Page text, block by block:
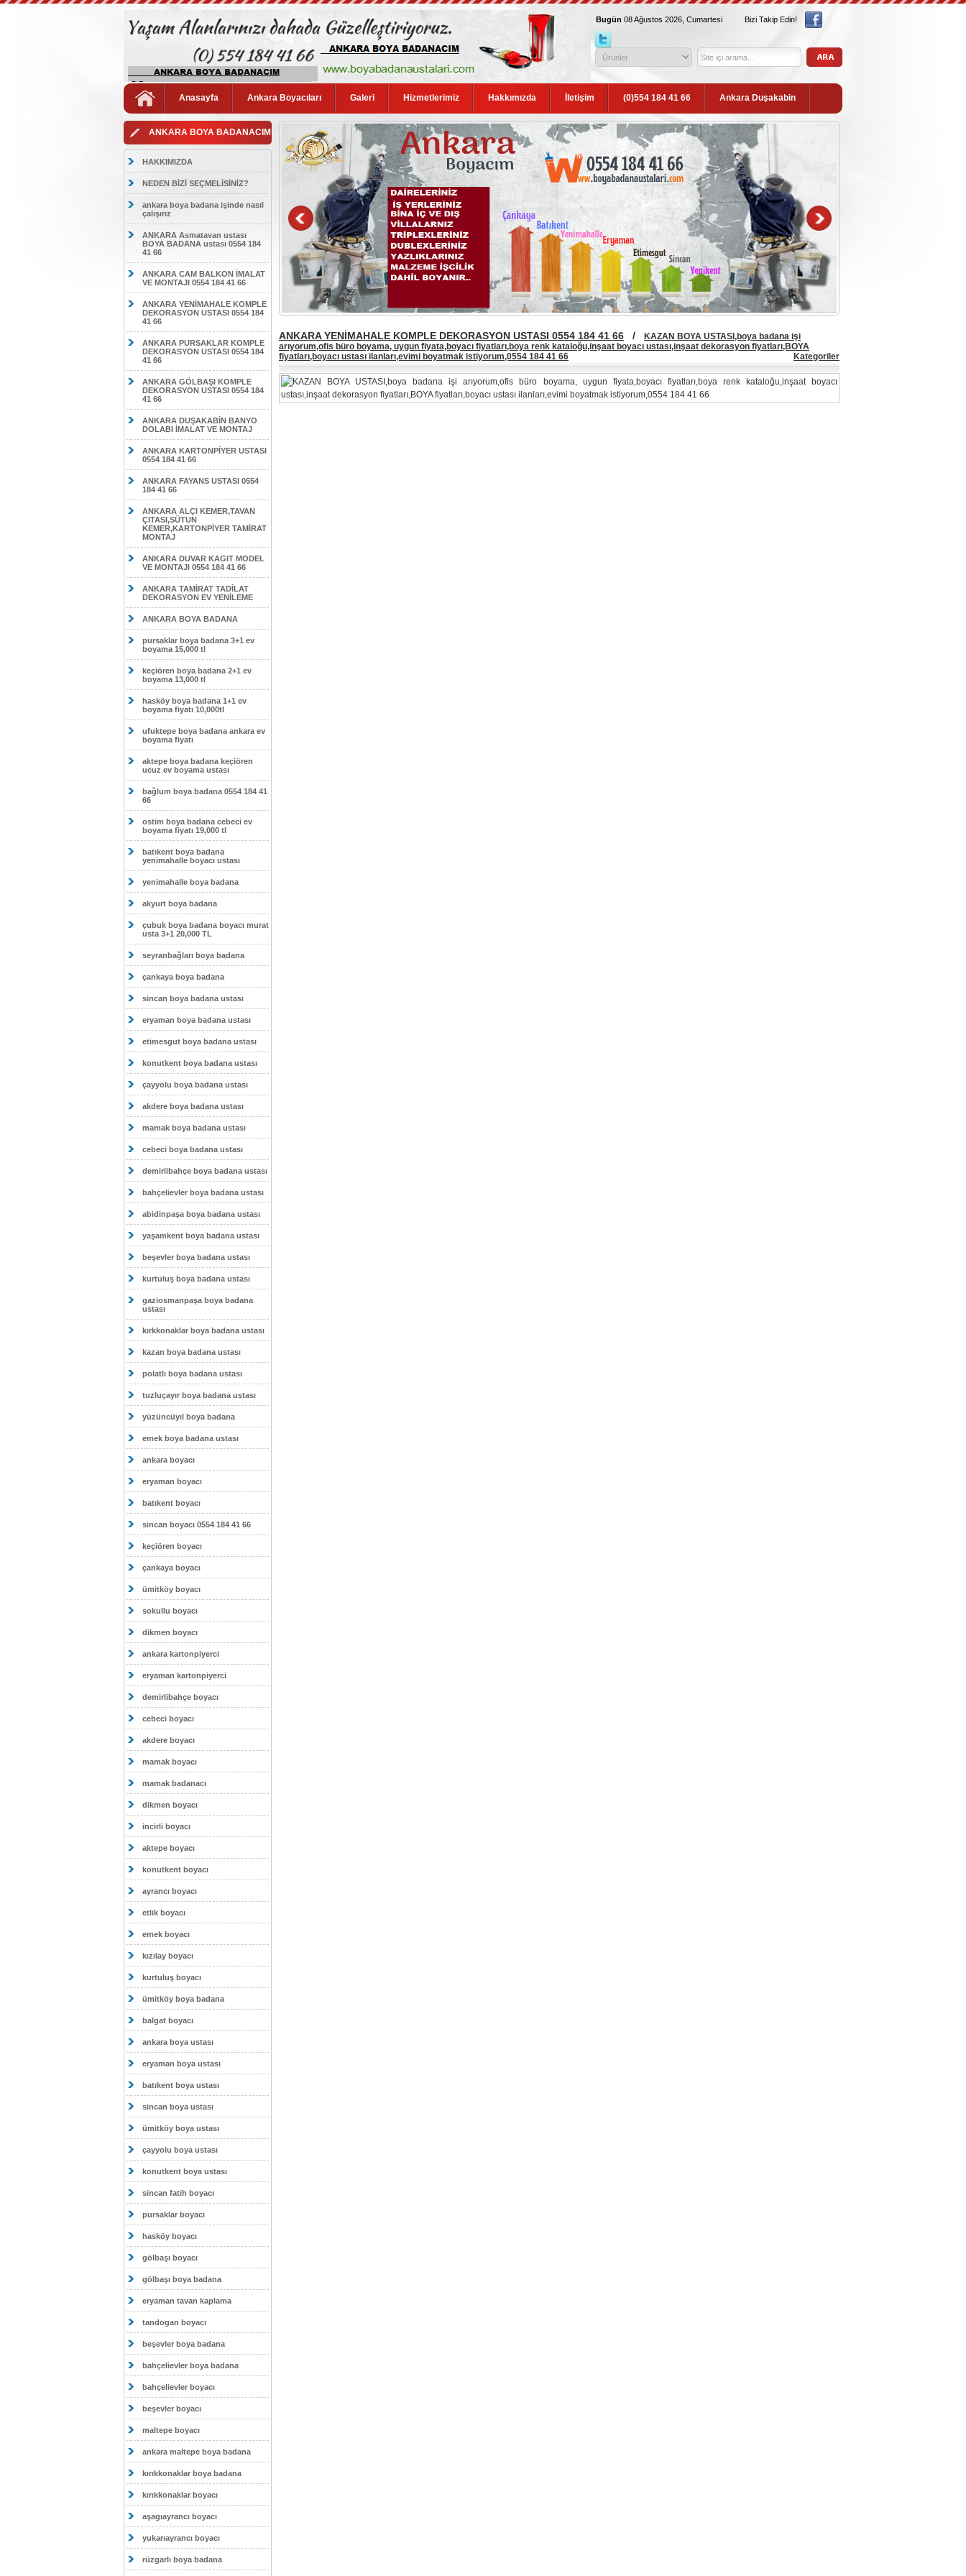
Bugün 08 Ağustos 2026, Cumartesi Bizi Takip Edin!
Anasayfa Ankara Boyacıları Galeri Hizmetlerimiz Hakkımızda İletişim (0)554 184 41 66 Ankara Duşakabin
ANKARA BOYA BADANACIM
HAKKIMIZDA
NEDEN BİZİ SEÇMELİSİNİZ?
ankara boya badana işinde nasıl
çalışırız
ANKARA Asmatavan ustası
BOYA BADANA ustası 0554 184
41 66
ANKARA CAM BALKON İMALAT
VE MONTAJI 0554 184 41 66
ANKARA YENİMAHALE KOMPLE
DEKORASYON USTASI 0554 184
41 66
ANKARA PURSAKLAR KOMPLE
DEKORASYON USTASI 0554 184
41 66
ANKARA GÖLBAŞI KOMPLE
DEKORASYON USTASI 0554 184
41 66
ANKARA DUŞAKABİN BANYO
DOLABI İMALAT VE MONTAJ
ANKARA KARTONPİYER USTASI
0554 184 41 66
ANKARA FAYANS USTASI 0554
184 41 66
ANKARA ALÇI KEMER,TAVAN
ÇITASI,SÜTUN
KEMER,KARTONPİYER TAMİRAT
MONTAJ
ANKARA DUVAR KAGIT MODEL
VE MONTAJI 0554 184 41 66
ANKARA TAMİRAT TADİLAT
DEKORASYON EV YENİLEME
ANKARA BOYA BADANA
pursaklar boya badana 3+1 ev
boyama 15,000 tl
keçiören boya badana 2+1 ev
boyama 13,000 tl
hasköy boya badana 1+1 ev
boyama fiyatı 10,000tl
ufuktepe boya badana ankara ev
boyama fiyatı
aktepe boya badana keçiören
ucuz ev boyama ustası
bağlum boya badana 0554 184 41
66
ostim boya badana cebeci ev
boyama fiyatı 19,000 tl
batıkent boya badana
yenimahalle boyacı ustası
yenimahalle boya badana
akyurt boya badana
çubuk boya badana boyacı murat
usta 3+1 20,000 TL
seyranbağları boya badana
çankaya boya badana
sincan boya badana ustası
eryaman boya badana ustası
etimesgut boya badana ustası
konutkent boya badana ustası
çayyolu boya badana ustası
akdere boya badana ustası
mamak boya badana ustası
cebeci boya badana ustası
demirlibahçe boya badana ustası
bahçelievler boya badana ustası
abidinpaşa boya badana ustası
yaşamkent boya badana ustası
beşevler boya badana ustası
kurtuluş boya badana ustası
gaziosmanpaşa boya badana
ustası
kırkkonaklar boya badana ustası
kazan boya badana ustası
polatlı boya badana ustası
tuzluçayır boya badana ustası
yüzüncüyıl boya badana
emek boya badana ustası
ankara boyacı
eryaman boyacı
batıkent boyacı
sincan boyacı 0554 184 41 66
keçiören boyacı
çankaya boyacı
ümitköy boyacı
sokullu boyacı
dikmen boyacı
ankara kartonpiyerci
eryaman kartonpiyerci
demirlibahçe boyacı
cebeci boyacı
akdere boyacı
mamak boyacı
mamak badanacı
dikmen boyacı
incirli boyacı
aktepe boyacı
konutkent boyacı
ayrancı boyacı
etlik boyacı
emek boyacı
kızılay boyacı
kurtuluş boyacı
ümitköy boya badana
balgat boyacı
ankara boya ustası
eryaman boya ustası
batıkent boya ustası
sincan boya ustası
ümitköy boya ustası
çayyolu boya ustası
konutkent boya ustası
sincan fatih boyacı
pursaklar boyacı
hasköy boyacı
gölbaşı boyacı
gölbaşı boya badana
eryaman tavan kaplama
tandogan boyacı
beşevler boya badana
bahçelievler boya badana
bahçelievler boyacı
beşevler boyacı
maltepe boyacı
ankara maltepe boya badana
kırıkkonaklar boya badana
kırıkkonaklar boyacı
aşagıayrancı boyacı
yukarıayrancı boyacı
rüzgarlı boya badana
ANKARA YENİMAHALE KOMPLE DEKORASYON USTASI 0554 184 41 66 /
KAZAN BOYA USTASI,boya badana işi
arıyorum,ofis büro boyama, uygun fiyata,boyacı fiyatları,boya renk kataloğu,inşaat boyacı ustası,inşaat dekorasyon fiyatları,BOYA
fiyatları,boyacı ustası ilanları,evimi boyatmak istiyorum,0554 184 41 66
Kategoriler